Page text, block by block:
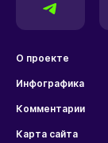
О проекте
Инфографика
Комментарии
Карта сайта